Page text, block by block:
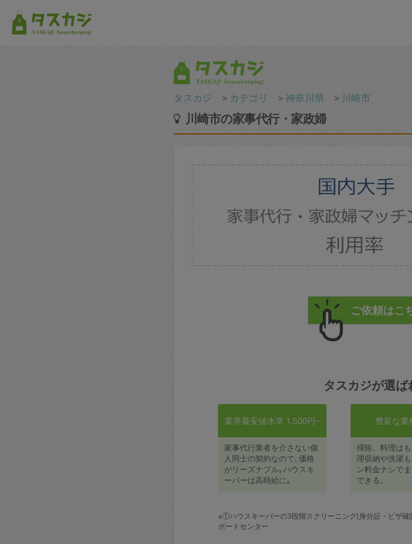
タスカジ ＞ カテゴリ ＞神奈川県 ＞ 川崎市
川崎市の家事代行・家政婦
タスカジが選
業界最安値水準 1,500円~
家事代行業者を介さない個
人同士の契約なので､価格
がリーズナブル｡ハウスキ
ーパーは高時給に｡
豊富な業
掃除、料理は
理収納や洗濯
ン料金ナシで
できる。
※①ハウスキーパーの3段階スクリーニング(身分証・ビザ
ポートセンター